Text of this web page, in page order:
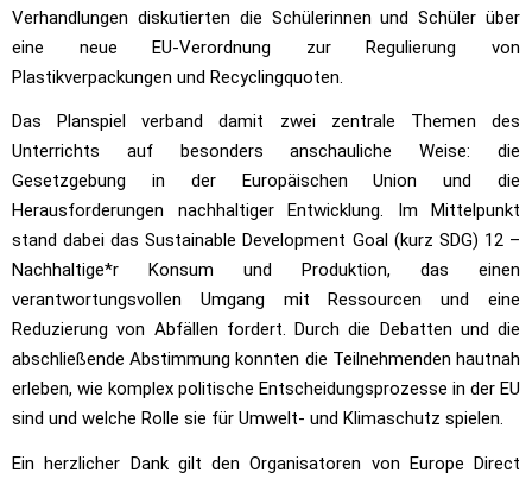
Verhandlungen diskutierten die Schülerinnen und Schüler über
eine neue EU-Verordnung zur Regulierung von
Plastikverpackungen und Recyclingquoten.
Das Planspiel verband damit zwei zentrale Themen des
Unterrichts auf besonders anschauliche Weise: die
Gesetzgebung in der Europäischen Union und die
Herausforderungen nachhaltiger Entwicklung. Im Mittelpunkt
stand dabei das Sustainable Development Goal (kurz SDG) 12 –
Nachhaltige*r Konsum und Produktion, das einen
verantwortungsvollen Umgang mit Ressourcen und eine
Reduzierung von Abfällen fordert. Durch die Debatten und die
abschließende Abstimmung konnten die Teilnehmenden hautnah
erleben, wie komplex politische Entscheidungsprozesse in der EU
sind und welche Rolle sie für Umwelt- und Klimaschutz spielen.
Ein herzlicher Dank gilt den Organisatoren von Europe Direct